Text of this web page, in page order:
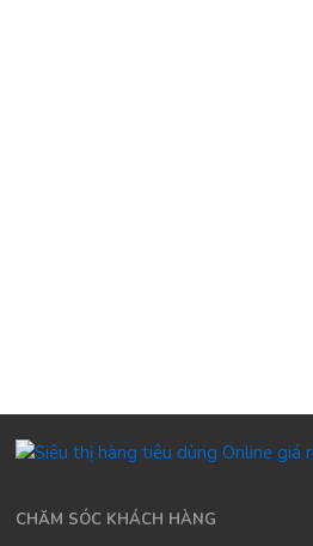
CHĂM SÓC KHÁCH HÀNG